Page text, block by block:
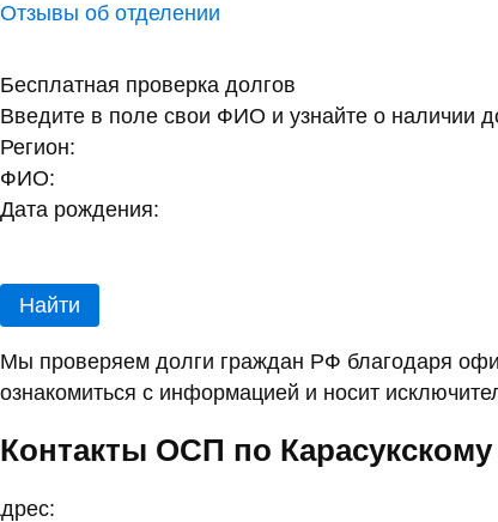
Отзывы об отделении
Бесплатная проверка долгов
Введите в поле свои ФИО и узнайте о наличии
Регион:
ФИО:
Дата рождения:
Найти
Мы проверяем долги граждан РФ благодаря
ознакомиться с информацией и носит
Контакты ОСП по